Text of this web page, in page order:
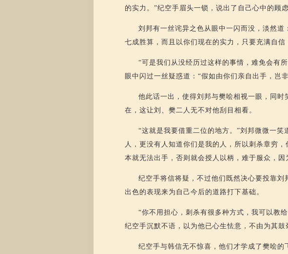
的实力。”纪空手眉头一锁，说出了自己心中的顾虑
刘邦有一丝诧异之色从眼中一闪而没，淡然
七成胜算，而且以你们现在的实力，只要充满自
“可是我们从没经历过这样的事情，难免会有
眼中闪过一丝疑惑道：“假如由你们亲自出手，岂
他此话一出，使得刘邦与樊哙相视一眼，同
在，这让刘、樊二人无不对他刮目相看。
“这就是我要借重二位的地方。”刘邦微微一
人，更没有人知道你们是我的人，所以刺杀章穷
本就无法出手，否则就会授人以柄，难于服众，
纪空手将信将疑，不过他们既然决心要投靠
出色的表现来为自己今后的道路打下基础。
“你不用担心，刺杀有很多种方式，我可以教
纪空手沉默不语，以为他已心生怯意，不由为其鼓
纪空手与韩信无不惊喜，他们才学成了樊哙